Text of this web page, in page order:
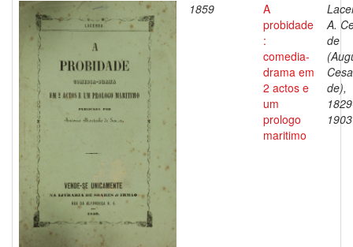
1859
A
probidade
:
comedia-
drama em
2 actos e
um
prologo
maritimo
A.
de
de),
1903